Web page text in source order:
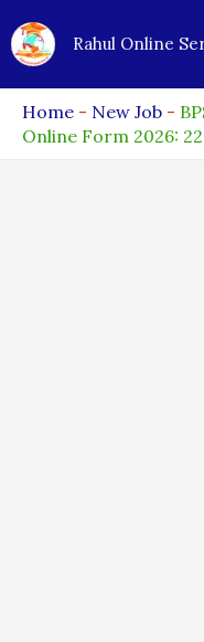
to
Rahul Online
Home - New Job -
Online Form 2026: 22